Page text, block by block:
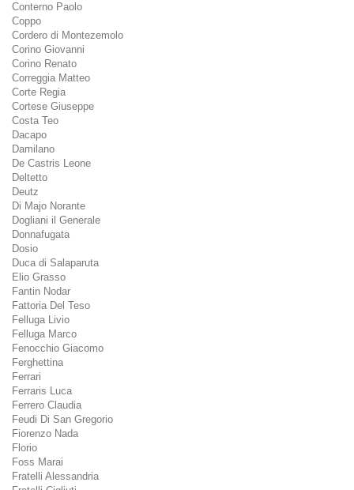
Conterno Paolo
Coppo
Cordero di Montezemolo
Corino Giovanni
Corino Renato
Correggia Matteo
Corte Regia
Cortese Giuseppe
Costa Teo
Dacapo
Damilano
De Castris Leone
Deltetto
Deutz
Di Majo Norante
Dogliani il Generale
Donnafugata
Dosio
Duca di Salaparuta
Elio Grasso
Fantin Nodar
Fattoria Del Teso
Felluga Livio
Felluga Marco
Fenocchio Giacomo
Ferghettina
Ferrari
Ferraris Luca
Ferrero Claudia
Feudi Di San Gregorio
Fiorenzo Nada
Florio
Foss Marai
Fratelli Alessandria